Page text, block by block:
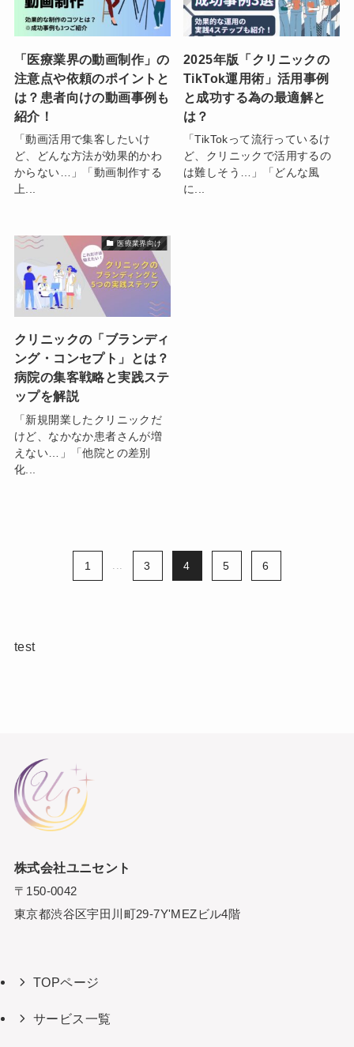
「医療業界の動画制作」の
注意点や依頼のポイントと
は？患者向けの動画事例も
紹介！
「動画活用で集客したいけ
ど、どんな方法が効果的かわ
からない…」「動画制作する
上...
2025年版「クリニックの
TikTok運用術」活用事例
と成功する為の最適解と
は？
「TikTokって流行っているけ
ど、クリニックで活用するの
は難しそう…」「どんな風
に...
医療業界向け
クリニックの「ブランディ
ング・コンセプト」とは？
病院の集客戦略と実践ステ
ップを解説
「新規開業したクリニックだ
けど、なかなか患者さんが増
えない…」「他院との差別
化...
1 ... 3 4 5 6
test
株式会社ユニセント
〒150-0042
東京都渋谷区宇田川町29-7Y'MEZビル4階
TOPページ
サービス一覧